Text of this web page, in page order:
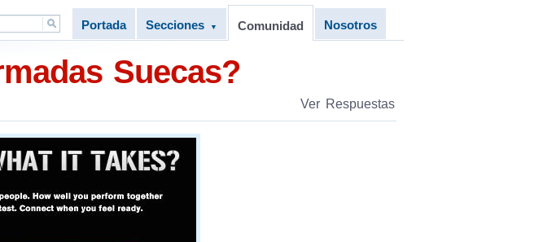
Portada Secciones ▼ Comunidad Nosotros
Suecas?
Ver Respuestas